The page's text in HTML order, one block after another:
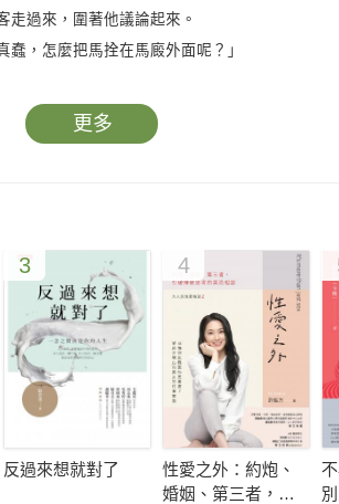
走過來，圍著他議論起來。
蠢，怎麼把馬拴在馬廄外面呢？」
過的，是騎著馬到海邊旅行。」
人，不是懶漢就是走不動。」
們怎麼連一句責備的話也沒說？」
觀公正的。
主見，應該要知道什麼是對的，什麼是錯
更多
3
反過來想就對了
4
性愛之外：約炮、
婚姻、第三者，打